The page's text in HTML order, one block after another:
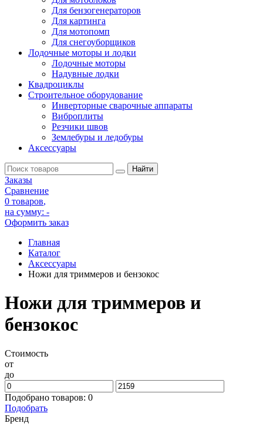
Для бензогенераторов
Для картинга
Для мотопомп
Для снегоуборщиков
Лодочные моторы и лодки
Лодочные моторы
Надувные лодки
Квадроциклы
Строительное оборудование
Инверторные сварочные аппараты
Виброплиты
Резчики швов
Землебуры и ледобуры
Аксессуары
Заказы
Сравнение
0 товаров,
на сумму: -
Оформить заказ
Главная
Каталог
Аксессуары
Ножи для триммеров и бензокос
Ножи для триммеров и
бензокос
Стоимость
от
до
Подобрано товаров: 0
Подобрать
Бренд